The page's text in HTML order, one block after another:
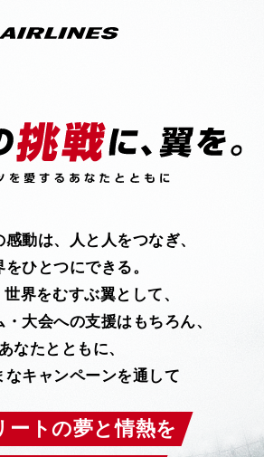
動は、人と人をつなぎ、
をひとつにできる。
界をむすぶ翼として、
大会への支援はもちろん、
あなたとともに、
なキャンペーンを通して
ートの夢と情熱を